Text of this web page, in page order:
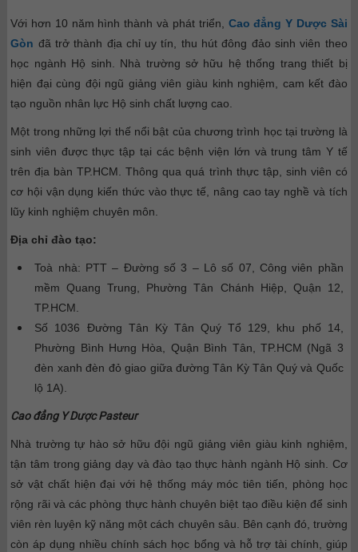
Với hơn 10 năm hình thành và phát triển, Cao đẳng Y Dược Sài
Gòn đã trở thành địa chỉ uy tín, thu hút đông đảo sinh viên theo
học ngành Hộ sinh. Nhà trường sở hữu hệ thống trang thiết bị
hiện đại cùng đội ngũ giảng viên giàu kinh nghiệm, cam kết đào
tạo nguồn nhân lực Hộ sinh chất lượng cao.
Một trong những lợi thế nổi bật của chương trình học tại trường là
sinh viên được thực tập tại các bệnh viện lớn và trung tâm Y tế
trên địa bàn TP.HCM. Thông qua quá trình thực tập, sinh viên có
cơ hội vận dụng kiến thức vào thực tế, nâng cao tay nghề và tích
lũy kinh nghiệm chuyên môn.
Địa chỉ đào tạo:
Toà nhà: PTT – Đường số 3 – Lô số 07, Công viên phần
mềm Quang Trung, Phường Tân Chánh Hiệp, Quận 12,
TP.HCM.
Số 1036 Đường Tân Kỳ Tân Quý Tổ 129, khu phố 14,
Phường Bình Hưng Hòa, Quận Bình Tân, TP.HCM (Ngã 3
đèn xanh đèn đỏ giao giữa đường Tân Kỳ Tân Quý và Quốc
lộ 1A).
Cao đẳng Y Dược Pasteur
Nhà trường tự hào sở hữu đội ngũ giảng viên giàu kinh nghiệm,
tận tâm trong giảng dạy và đào tạo thực hành ngành Hộ sinh. Cơ
sở vật chất hiện đại với hệ thống máy móc tiên tiến, phòng học
rộng rãi và các phòng thực hành chuyên biệt tạo điều kiện để sinh
viên rèn luyện kỹ năng một cách chuyên sâu. Bên cạnh đó, trường
còn áp dụng nhiều chính sách học bổng và hỗ trợ tài chính, giúp